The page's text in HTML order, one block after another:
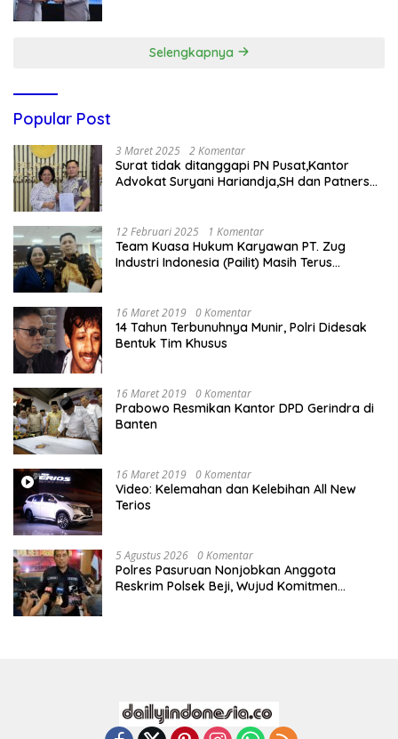
Selengkapnya
Popular Post
3 Maret 2025 2 Komentar
Surat tidak ditanggapi PN Pusat,Kantor
Advokat Suryani Hariandja,SH dan Patners
12 Februari 2025 1 Komentar
Team Kuasa Hukum Karyawan PT. Zug
Industri Indonesia (Pailit) Masih Terus
16 Maret 2019 0 Komentar
14 Tahun Terbunuhnya Munir, Polri Didesak
Bentuk Tim Khusus
16 Maret 2019 0 Komentar
Prabowo Resmikan Kantor DPD Gerindra di
Banten
16 Maret 2019 0 Komentar
Video: Kelemahan dan Kelebihan All New
Terios
5 Agustus 2026 0 Komentar
Polres Pasuruan Nonjobkan Anggota
Reskrim Polsek Beji, Wujud Komitmen